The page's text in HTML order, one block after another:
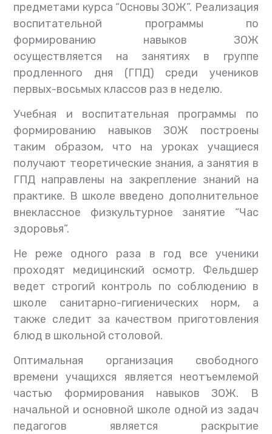
предметами курса “Основы ЗОЖ”. Реализация
воспитательной программы по
формированию навыков ЗОЖ
осуществляется на занятиях в группе
продленного дня (ГПД) среди учеников
первых-восьмых классов раз в неделю.
Учебная и воспитательная программы по
формированию навыков ЗОЖ построены
таким образом, что на уроках учащиеся
получают теоретические знания, а занятия в
ГПД направлены на закрепление знаний на
практике. В школе введено дополнительное
внеклассное физкультурное занятие “Час
здоровья”.
Не реже одного раза в год все ученики
проходят медицинский осмотр. Фельдшер
ведет строгий контроль по соблюдению в
школе санитарно-гигиенических норм, а
также следит за качеством приготовления
блюд в школьной столовой.
Оптимальная организация свободного
времени учащихся является неотъемлемой
частью формирования навыков ЗОЖ. В
начальной и основной школе одной из задач
педагогов является раскрытие